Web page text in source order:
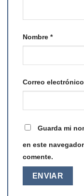
Nombre *
Correo electrónico
Guarda mi
en este
comente.